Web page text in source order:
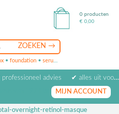
• foundation • serum
0 producten
€ 0,00
advies
✔ alles uit voorraad leverbaar
van beoordelingen
MIJN ACCOUNT
overnight-retinol-masque